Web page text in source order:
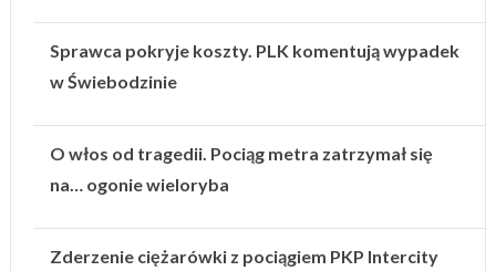
Sprawca pokryje koszty. PLK komentują wypadek
w Świebodzinie
O włos od tragedii. Pociąg metra zatrzymał się
na… ogonie wieloryba
Zderzenie ciężarówki z pociągiem PKP Intercity